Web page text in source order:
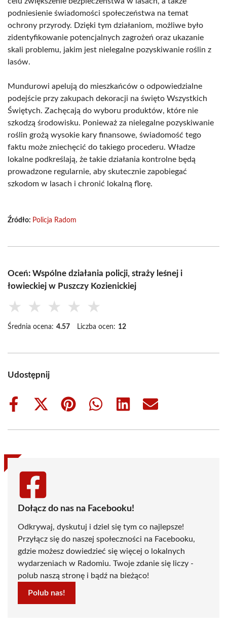
podniesienie świadomości społeczeństwa na temat
ochrony przyrody. Dzięki tym działaniom, możliwe było
zidentyfikowanie potencjalnych zagrożeń oraz ukazanie
skali problemu, jakim jest nielegalne pozyskiwanie roślin z
lasów.
Mundurowi apelują do mieszkańców o odpowiedzialne
podejście przy zakupach dekoracji na święto Wszystkich
Świętych. Zachęcają do wyboru produktów, które nie
szkodzą środowisku. Ponieważ za nielegalne pozyskiwanie
roślin grożą wysokie kary finansowe, świadomość tego
faktu może zniechęcić do takiego procederu. Władze
lokalne podkreślają, że takie działania kontrolne będą
prowadzone regularnie, aby skutecznie zapobiegać
szkodom w lasach i chronić lokalną florę.
Źródło: Policja Radom
Oceń: Wspólne działania policji, straży leśnej i
łowieckiej w Puszczy Kozienickiej
★ ★ ★ ★ ★
Średnia ocena: 4.57 Liczba ocen: 12
Udostępnij
Share
Share
(Twitter)
Share
Share
Share
Share
Dołącz do nas na Facebooku!
Odkrywaj, dyskutuj i dziel się tym co najlepsze!
Przyłącz się do naszej społeczności na Facebooku,
gdzie możesz dowiedzieć się więcej o lokalnych
wydarzeniach w Radomiu. Twoje zdanie się liczy -
polub naszą stronę i bądź na bieżąco!
Polub nas!